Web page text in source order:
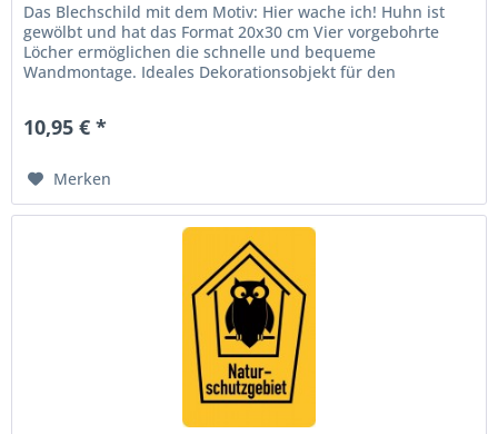
Das Blechschild mit dem Motiv: Hier wache ich! Huhn ist
gewölbt und hat das Format 20x30 cm Vier vorgebohrte
Löcher ermöglichen die schnelle und bequeme
Wandmontage. Ideales Dekorationsobjekt für den
10,95 € *
Merken